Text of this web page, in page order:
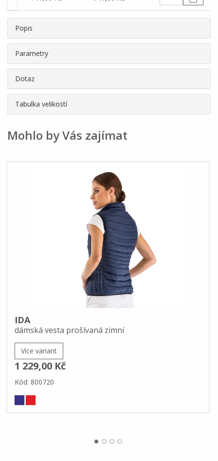
Popis
Parametry
Dotaz
Tabulka velikostí
Mohlo by Vás zajímat
IDA
dámská vesta prošívaná zimní
Více variant
1 229,00 Kč
Kód: 800720